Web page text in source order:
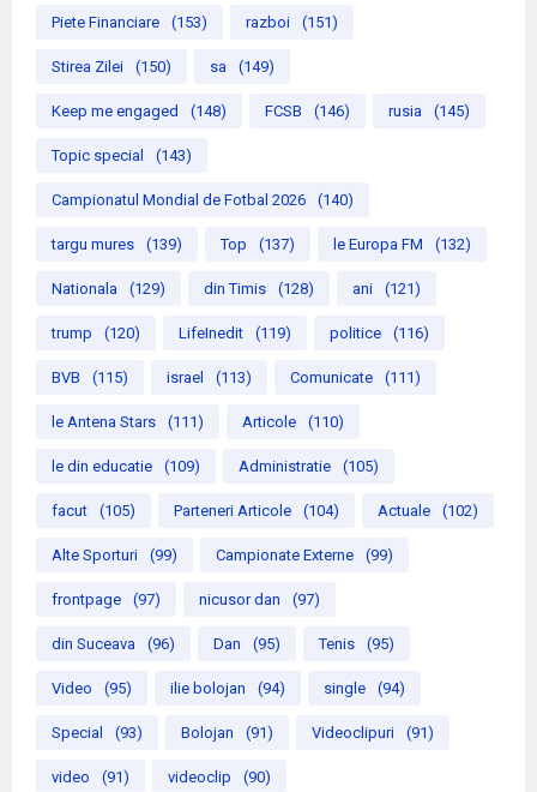
Piete Financiare (153) razboi (151)
Stirea Zilei (150) sa (149)
Keep me engaged (148) FCSB (146) rusia (145)
Topic special (143)
Campionatul Mondial de Fotbal 2026 (140)
targu mures (139) Top (137) le Europa FM (132)
Nationala (129) din Timis (128) ani (121)
trump (120) LifeInedit (119) politice (116)
BVB (115) israel (113) Comunicate (111)
le Antena Stars (111) Articole (110)
le din educatie (109) Administratie (105)
facut (105) Parteneri Articole (104) Actuale (102)
Alte Sporturi (99) Campionate Externe (99)
frontpage (97) nicusor dan (97)
din Suceava (96) Dan (95) Tenis (95)
Video (95) ilie bolojan (94) single (94)
Special (93) Bolojan (91) Videoclipuri (91)
video (91) videoclip (90)